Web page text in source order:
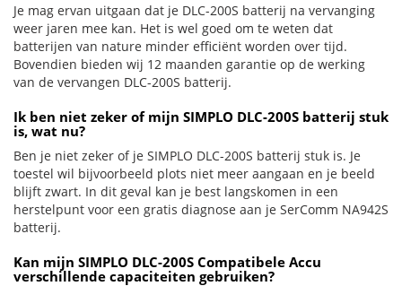
Je mag ervan uitgaan dat je DLC-200S batterij na vervanging
weer jaren mee kan. Het is wel goed om te weten dat
batterijen van nature minder efficiënt worden over tijd.
Bovendien bieden wij 12 maanden garantie op de werking
van de vervangen DLC-200S batterij.
Ik ben niet zeker of mijn SIMPLO DLC-200S batterij stuk
is, wat nu?
Ben je niet zeker of je SIMPLO DLC-200S batterij stuk is. Je
toestel wil bijvoorbeeld plots niet meer aangaan en je beeld
blijft zwart. In dit geval kan je best langskomen in een
herstelpunt voor een gratis diagnose aan je SerComm NA942S
batterij.
Kan mijn SIMPLO DLC-200S Compatibele Accu
verschillende capaciteiten gebruiken?